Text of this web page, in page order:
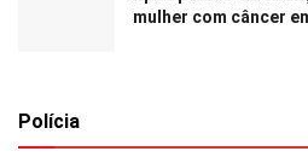
mulher com câncer
Polícia